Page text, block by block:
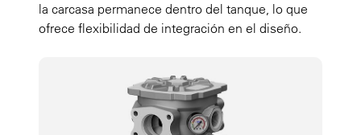
la carcasa permanece dentro del tanque, lo que
ofrece flexibilidad de integración en el diseño.